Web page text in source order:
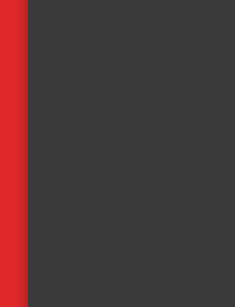
بعد أن كثفت
بشكل ملحوظ في
في محاولة واضحة
على المزيد من
العسكرية. وفي
السوداني إلى تعزيز
مدعومة بغارات
لوقف تمدد الدعم
الحيوية المتبقية تحت